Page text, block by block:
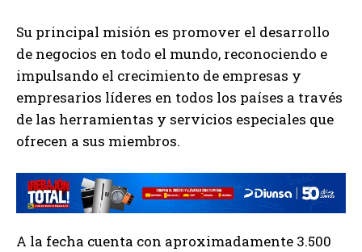
Su principal misión es promover el desarrollo
de negocios en todo el mundo, reconociendo e
impulsando el crecimiento de empresas y
empresarios líderes en todos los países a través
de las herramientas y servicios especiales que
ofrecen a sus miembros.
A la fecha cuenta con aproximadamente 3.500